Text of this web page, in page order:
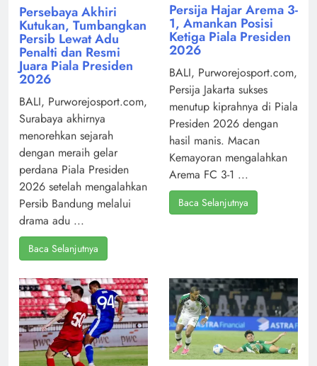
Persebaya Akhiri
Kutukan, Tumbangkan
Persib Lewat Adu
Penalti dan Resmi
Juara Piala Presiden
2026
BALI, Purworejosport.com,
Surabaya akhirnya
menorehkan sejarah
dengan meraih gelar
perdana Piala Presiden
2026 setelah mengalahkan
Persib Bandung melalui
drama adu ...
Baca Selanjutnya
Persija Hajar Arema 3-
1, Amankan Posisi
Ketiga Piala Presiden
2026
BALI, Purworejosport.com,
Persija Jakarta sukses
menutup kiprahnya di Piala
Presiden 2026 dengan
hasil manis. Macan
Kemayoran mengalahkan
Arema FC 3-1 ...
Baca Selanjutnya